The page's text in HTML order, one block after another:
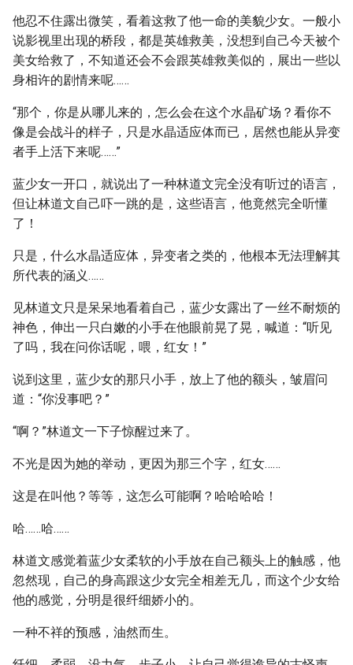
他忍不住露出微笑，看着这救了他一命的美貌少女。一般小
说影视里出现的桥段，都是英雄救美，没想到自己今天被个
美女给救了，不知道还会不会跟英雄救美似的，展出一些以
身相许的剧情来呢……
“那个，你是从哪儿来的，怎么会在这个水晶矿场？看你不
像是会战斗的样子，只是水晶适应体而已，居然也能从异变
者手上活下来呢……”
蓝少女一开口，就说出了一种林道文完全没有听过的语言，
但让林道文自己吓一跳的是，这些语言，他竟然完全听懂
了！
只是，什么水晶适应体，异变者之类的，他根本无法理解其
所代表的涵义……
见林道文只是呆呆地看着自己，蓝少女露出了一丝不耐烦的
神色，伸出一只白嫩的小手在他眼前晃了晃，喊道：“听见
了吗，我在问你话呢，喂，红女！”
说到这里，蓝少女的那只小手，放上了他的额头，皱眉问
道：“你没事吧？”
“啊？”林道文一下子惊醒过来了。
不光是因为她的举动，更因为那三个字，红女……
这是在叫他？等等，这怎么可能啊？哈哈哈哈！
哈……哈……
林道文感觉着蓝少女柔软的小手放在自己额头上的触感，他
忽然现，自己的身高跟这少女完全相差无几，而这个少女给
他的感觉，分明是很纤细娇小的。
一种不祥的预感，油然而生。